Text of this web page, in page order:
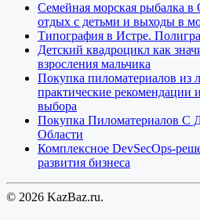
Семейная морская рыбалка
отдых с детьми и выходы в
Типография в Истре.
Детский квадроцикл как
взросления мальчика
Покупка пиломатериалов из
практические
выбора
Покупка Пиломатериалов С
Области
Комплексное DevSecOps-
развития бизнеса
© 2026 KazBaz.ru.